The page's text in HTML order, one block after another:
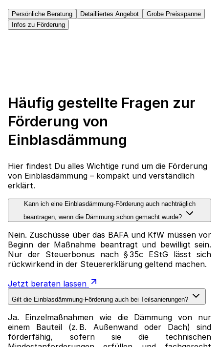
Persönliche Beratung Detailliertes Angebot
Grobe Preisspanne
Infos zu Förderung
Häufig gestellte Fragen zur
Förderung von
Einblasdämmung
Hier findest Du alles Wichtige rund um die Förderung
von Einblasdämmung – kompakt und verständlich
erklärt.
Kann ich eine Einblasdämmung-Förderung auch nachträglich
beantragen, wenn die Dämmung schon gemacht wurde?
Nein. Zuschüsse über das BAFA und KfW müssen vor
Beginn der Maßnahme beantragt und bewilligt sein.
Nur der Steuerbonus nach § 35c EStG lässt sich
rückwirkend in der Steuererklärung geltend machen.
Jetzt beraten lassen
Gilt die Einblasdämmung-Förderung auch bei Teilsanierungen?
Ja. Einzelmaßnahmen wie die Dämmung von nur
einem Bauteil (z. B. Außenwand oder Dach) sind
förderfähig, sofern sie die technischen